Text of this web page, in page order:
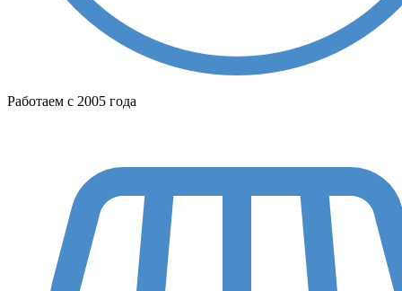
Работаем с 2005 года